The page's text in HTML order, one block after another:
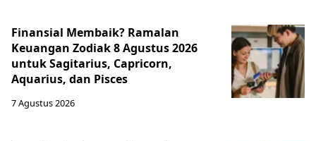
Finansial Membaik? Ramalan
Keuangan Zodiak 8 Agustus 2026
untuk Sagitarius, Capricorn,
Aquarius, dan Pisces
7 Agustus 2026